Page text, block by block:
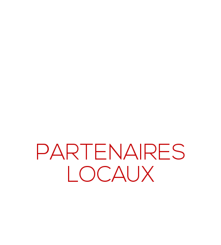
PARTENAIRES
LOCAUX